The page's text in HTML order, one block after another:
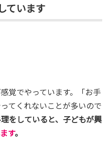
ています
覚でやっています。「お手
てくれないことが多いので
をしていると、子どもが興
す。